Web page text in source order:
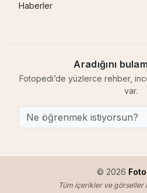
Haberler
Aradığını
Fotopedi’de yüzlerce rehber,
var.
© 2026
Tüm içerikler ve görseller